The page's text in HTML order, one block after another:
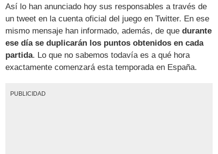
Así lo han anunciado hoy sus responsables a través de
un tweet en la cuenta oficial del juego en Twitter. En ese
mismo mensaje han informado, además, de quedurante
ese día se duplicarán los puntos obtenidos en cada
partida. Lo que no sabemos todavía es a qué hora
exactamente comenzará esta temporada en España.
PUBLICIDAD